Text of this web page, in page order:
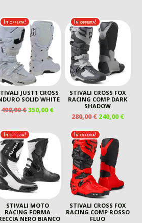
In offerta!
JUST1 CROSS
SOLID WHITE
499,99€IL
ERA:
499,99 €.
350,00€IL
PREZZO
È:
350,00 €.
In offerta!
STIVALI CROSS FOX
RACING COMP DARK
SHADOW
280,00€ IL
ORIGINALE
ERA:
280,00 €.
240,00€IL
In offerta!
STIVALI MOTO
RACING FORMA
NERO BIANCO
In offerta!
STIVALI CROSS FOX
RACING COMP ROSSO
FLUO